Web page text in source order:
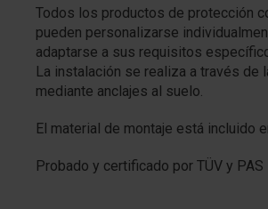
Todos los productos de protección
pueden personalizarse
adaptarse a sus requisitos
La instalación se realiza a través de
mediante anclajes al suelo.
El material de montaje está incluido
Probado y certificado por TÜV y PAS